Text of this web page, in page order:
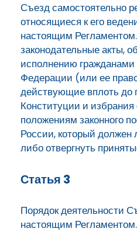
Съезд самостоятельно
относящиеся к его
настоящим
законодательные акты,
исполнению гражданами
Федерации (или ее
действующие вплоть до
Конституции и избрания
положениям законного
России, который должен
либо отвергнуть
Статья 3
Порядок деятельности
настоящим Регламентом.